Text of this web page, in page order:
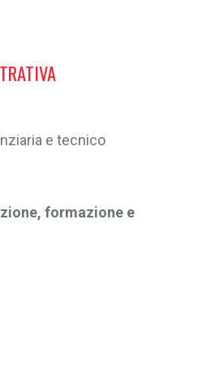
e tecnico
formazione e